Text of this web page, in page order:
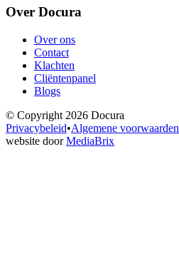
Over Docura
Over ons
Contact
Klachten
Cliëntenpanel
Blogs
© Copyright 2026 Docura
Privacybeleid•Algemene voorwaarden
website doorMediaBrix